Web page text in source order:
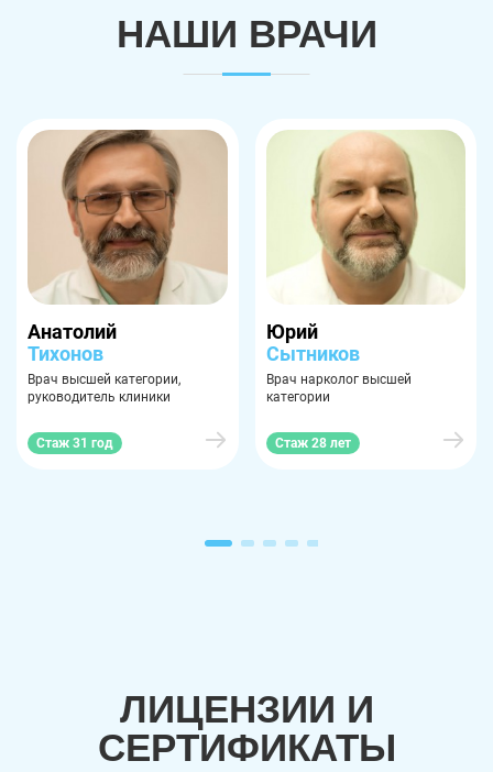
НАШИ ВРАЧИ
Анатолий
Тихонов
Врач высшей категории,
руководитель клиники
Стаж 31 год
Юрий
Сытников
Врач нарколог высшей
категории
Стаж 28 лет
ЛИЦЕНЗИИ И
СЕРТИФИКАТЫ